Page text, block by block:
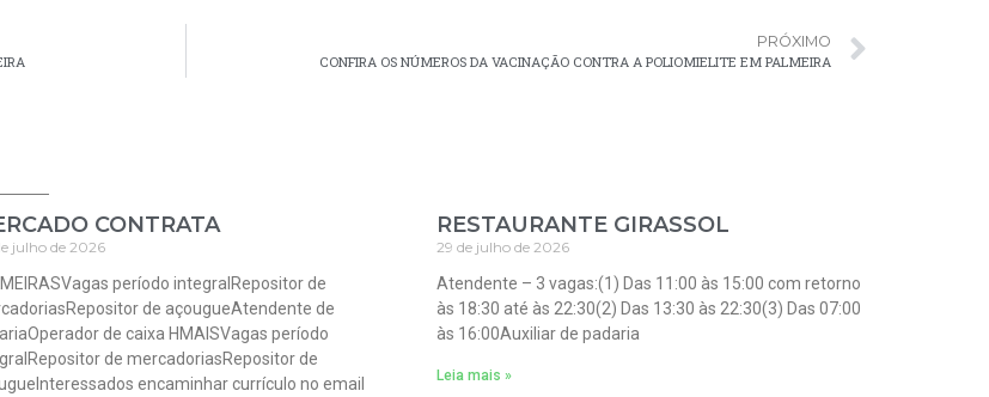
PRÓXIMO
CONFIRA OS NÚMEROS DA VACINAÇÃO CONTRA A POLIOMIELITE EM PALMEIRA
CONTRATA
julho de 2026
período integralRepositor de
de açougueAtendente de
de caixa HMAISVagas período
de mercadoriasRepositor de
encaminhar currículo no email
RESTAURANTE GIRASSOL
29 de julho de 2026
Atendente – 3 vagas:(1) Das 11:00 às 15:00 com retorno
às 18:30 até às 22:30(2) Das 13:30 às 22:30(3) Das 07:00
às 16:00Auxiliar de padaria
Leia mais »